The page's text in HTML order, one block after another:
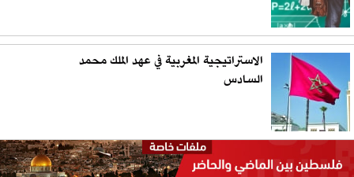
الاستراتيجية المغربية في عهد الملك محمد
السادس